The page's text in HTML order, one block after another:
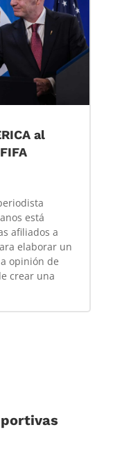
al
está
afiliados a
elaborar un
opinión de
crear una